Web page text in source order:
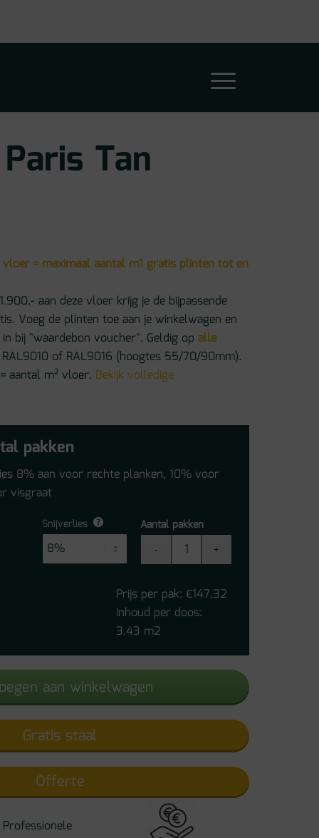
Tan
= maximaal aantal m1 gratis plinten tot en
aan deze vloer krijg je de bijpassende
Voeg de plinten toe aan je winkelwagen en
bij "waardebon voucher". Geldig opalle
of RAL9016 (hoogtes 55/70/90mm).
aantal m² vloer. Bekijk volledige
pakken
8% aan voor rechte planken, 10% voor
visgraat
Snijverlies
Aantal pakken
Paris
FG001
aantal
Prijs per pak: €147,32
Inhoud per doos:
3.43 m2
aan winkelwagen
Gratis staal
Offerte